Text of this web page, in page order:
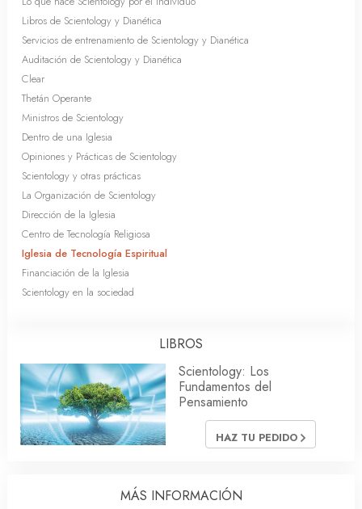
Libros de Scientology y Dianética
Servicios de entrenamiento de Scientology y Dianética
Auditación de Scientology y Dianética
Clear
Thetán Operante
Ministros de Scientology
Dentro de una Iglesia
Opiniones y Prácticas de Scientology
Scientology y otras prácticas
La Organización de Scientology
Dirección de la Iglesia
Centro de Tecnología Religiosa
Iglesia de Tecnología Espiritual
Financiación de la Iglesia
Scientology en la sociedad
LIBROS
Scientology: Los
Fundamentos del
Pensamiento
HAZ TU PEDIDO
MÁS INFORMACIÓN